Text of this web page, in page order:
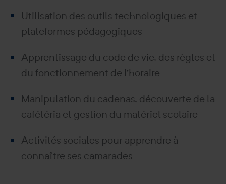
Utilisation des outils technologiques et
plateformes pédagogiques
Apprentissage du code de vie, des règles et
du fonctionnement de l’horaire
Manipulation du cadenas, découverte de la
cafétéria et gestion du matériel scolaire
Activités sociales pour apprendre à
connaître ses camarades